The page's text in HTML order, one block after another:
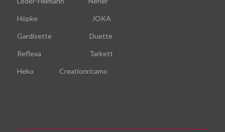
Höpke JOKA
Gardisette Duette
Reflexa Tarkett
Heko Creationricamo